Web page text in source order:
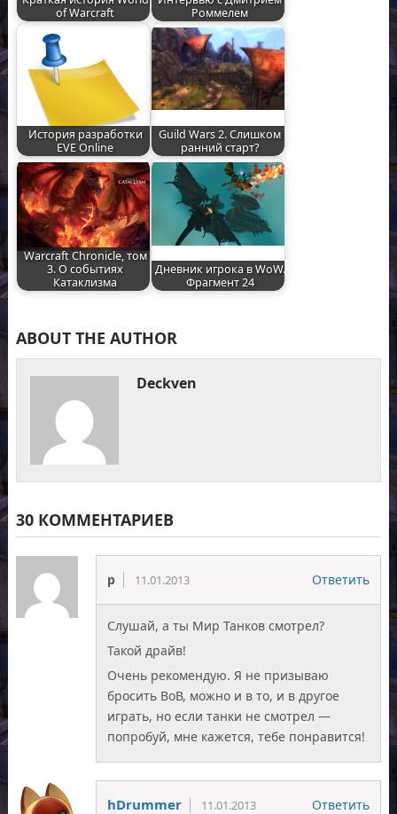
of Warcraft
Роммелем
История разработки
EVE Online
Guild Wars 2. Слишком
ранний старт?
Warcraft Chronicle, том
3. О событиях
Катаклизма
Дневник игрока в WoW.
Фрагмент 24
ABOUT THE AUTHOR
Deckven
30 КОММЕНТАРИЕВ
p 11.01.2013 Ответить
Слушай, а ты Мир Танков смотрел?
Такой драйв!
Очень рекомендую. Я не призываю
бросить ВоВ, можно и в то, и в другое
играть, но если танки не смотрел —
попробуй, мне кажется, тебе понравится!
hDrummer 11.01.2013 Ответить